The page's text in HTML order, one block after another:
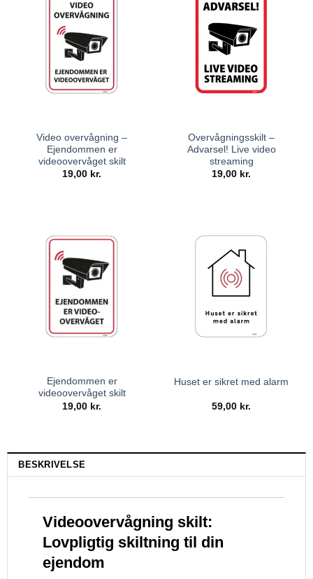
Video overvågning –
Ejendommen er
videoovervåget skilt
19,00 kr.
Overvågningsskilt –
Advarsel! Live video
streaming
19,00 kr.
Ejendommen er
videoovervåget skilt
19,00 kr.
Huset er sikret med alarm
59,00 kr.
BESKRIVELSE
Videoovervågning skilt:
Lovpligtig skiltning til din
ejendom